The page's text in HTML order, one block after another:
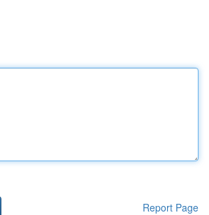
Report Page